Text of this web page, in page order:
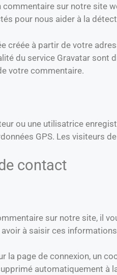
commentaire sur notre site
pour nous aider à la
créée à partir de votre
du service Gravatar
votre commentaire.
ou une utilisatrice
GPS. Les visiteurs
contact
sur notre site, il
à saisir ces
la page de connexion, un
automatiquement à